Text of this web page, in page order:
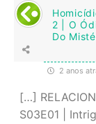
2 | O
Do
2 anos
[…]
S03E01 |